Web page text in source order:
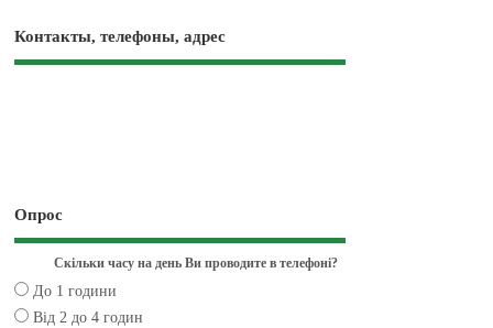
Контакты, телефоны, адрес
Опрос
Скільки часу на день Ви проводите в телефоні?
До 1 години
Від 2 до 4 годин